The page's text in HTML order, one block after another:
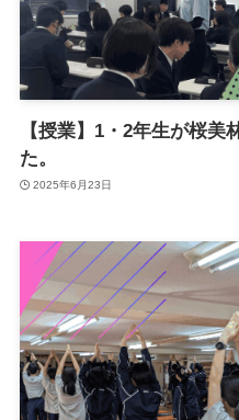
【授業】1・2年生が桜
た。
2025年6月23日